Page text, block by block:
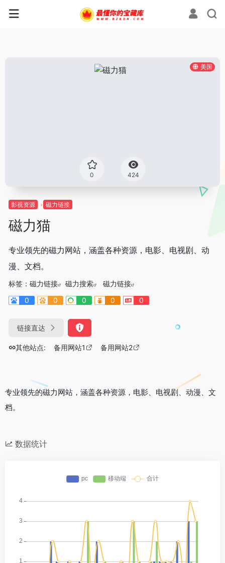
美国
0 424
影视资源 磁力链接
磁力猫
专业领先的磁力网站，涵盖各种资源，电影、电视剧、动
漫、文档。
标签： 磁力链接 磁力搜索
磁力链接
0
0 0 0 0
链接直达
其他站点: 备用网站1 备用网站2
专业领先的磁力网站，涵盖各种资源，电影、电视剧、动漫、文
档。
数据统计